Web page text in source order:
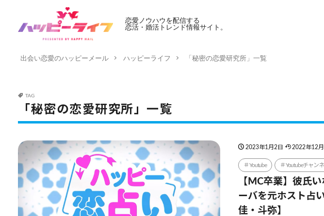
恋愛ノウハウを配信する
恋活・婚活トレンド情報サイト。
出会い恋愛のハッピーメール ハッピーライフ 「秘密の恋愛研究所」一覧
TAG
「秘密の恋愛研究所」一覧
2023年1月2日 2022年12月
Youtube Youtubeチャン
【MC卒業】彼氏
ーバを元ホスト占
佳・斗弥】